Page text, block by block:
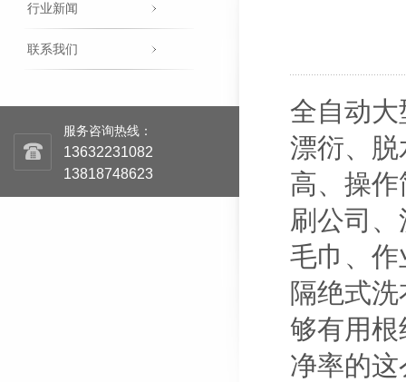
行业新闻
联系我们
服务咨询热线：
13632231082
13818748623
全自动
漂衍、
高、操
刷公司
毛巾、
隔绝式
够有用
净率的